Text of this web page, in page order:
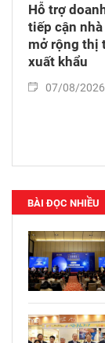
Hỗ trợ
tiếp cận
mở rộng thị
xuất khẩu
07/08/2026
BÀI ĐỌC NHIỀU